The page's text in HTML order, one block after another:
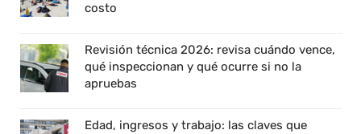
costo
Revisión técnica 2026: revisa cuándo vence,
qué inspeccionan y qué ocurre si no la
apruebas
Edad, ingresos y trabajo: las claves que